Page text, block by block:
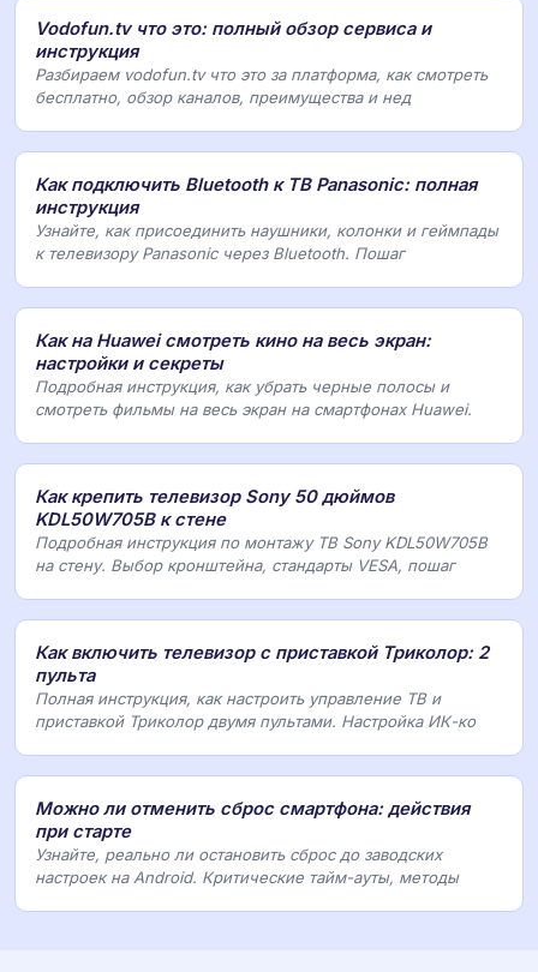
Vodofun.tv что это: полный обзор сервиса и
инструкция
Разбираем vodofun.tv что это за платформа, как смотреть
бесплатно, обзор каналов, преимущества и нед
Как подключить Bluetooth к ТВ Panasonic: полная
инструкция
Узнайте, как присоединить наушники, колонки и геймпады
к телевизору Panasonic через Bluetooth. Пошаг
Как на Huawei смотреть кино на весь экран:
настройки и секреты
Подробная инструкция, как убрать черные полосы и
смотреть фильмы на весь экран на смартфонах Huawei.
Как крепить телевизор Sony 50 дюймов
KDL50W705B к стене
Подробная инструкция по монтажу ТВ Sony KDL50W705B
на стену. Выбор кронштейна, стандарты VESA, пошаг
Как включить телевизор с приставкой Триколор: 2
пульта
Полная инструкция, как настроить управление ТВ и
приставкой Триколор двумя пультами. Настройка ИК-ко
Можно ли отменить сброс смартфона: действия
при старте
Узнайте, реально ли остановить сброс до заводских
настроек на Android. Критические тайм-ауты, методы